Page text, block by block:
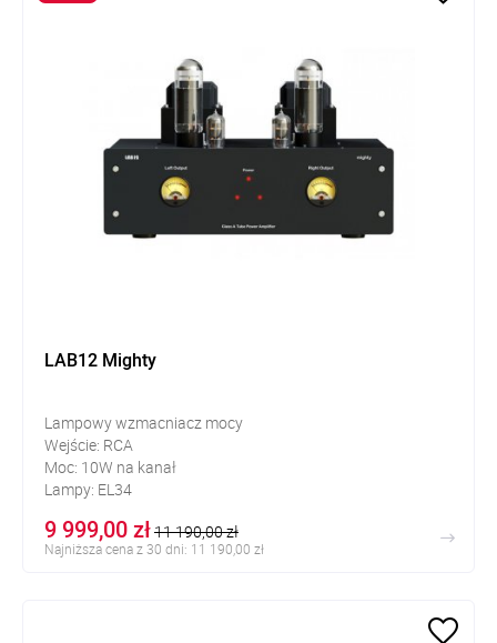
LAB12 Mighty
Lampowy wzmacniacz mocy
Wejście: RCA
Moc: 10W na kanał
Lampy: EL34
9 999,00 zł11 190,00 zł
Najniższa cena z 30 dni: 11 190,00 zł